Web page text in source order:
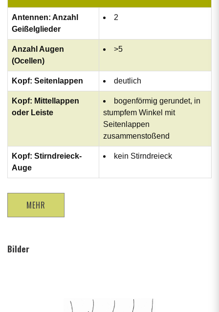
Antennen: Anzahl
Geißelglieder
2
Anzahl Augen
(Ocellen)
>5
Kopf: Seitenlappen deutlich
Kopf: Mittellappen
oder Leiste
bogenförmig gerundet, in
stumpfem Winkel mit
Seitenlappen
zusammenstoßend
Kopf: Stirndreieck-
Auge
kein Stirndreieck
MEHR
Bilder